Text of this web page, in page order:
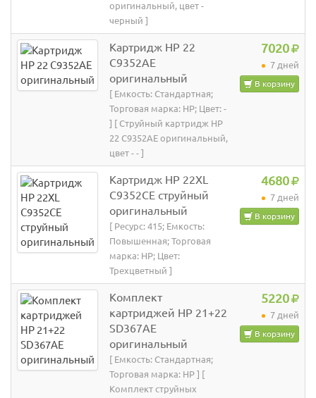
оригинальный, цвет -
черный ]
Картридж HP 22
C9352AE
оригинальный
[ Емкость: Стандартная;
Торговая марка: HP; Цвет: -
] [ Струйный картридж HP
22 C9352AE оригинальный,
цвет - - ]
7020
7 дней
В корзину
Картридж HP 22XL
C9352CE струйный
оригинальный
[ Ресурс: 415; Емкость:
Повышенная; Торговая
марка: HP; Цвет:
Трехцветный ]
4680
7 дней
В корзину
Комплект
картриджей HP 21+22
SD367AE
оригинальный
[ Емкость: Стандартная;
Торговая марка: HP ] [
Комплект струйных
5220
7 дней
В корзину